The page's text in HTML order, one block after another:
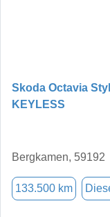
Skoda Octavia
KEYLESS
Bergkamen, 59192
133.500 km